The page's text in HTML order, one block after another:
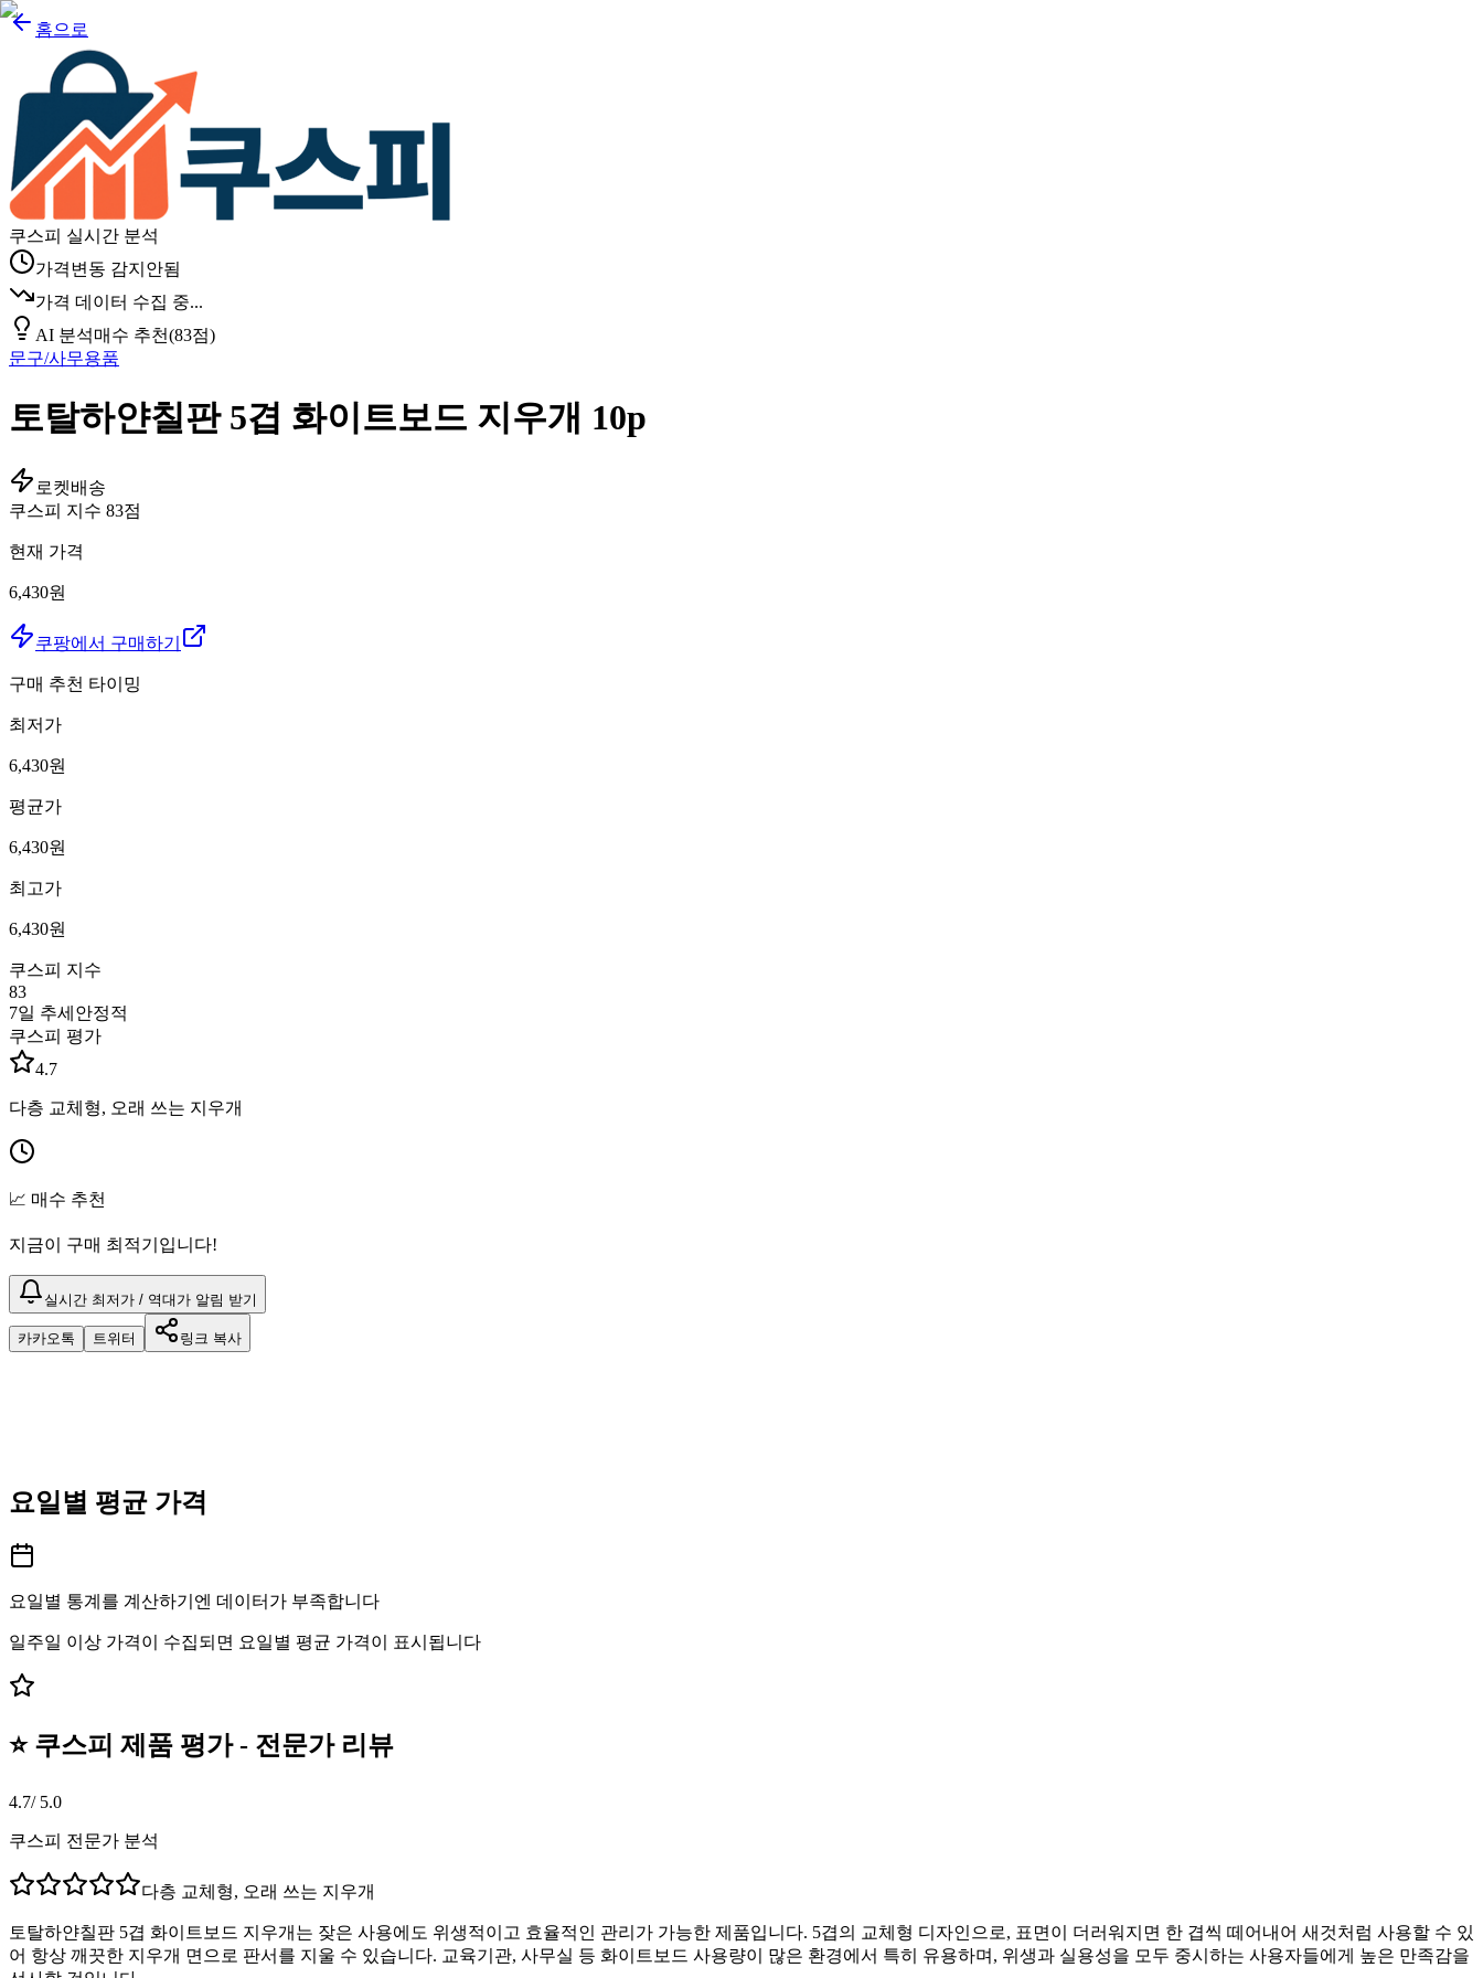
홈으로
쿠스피 실시간 분석
가격변동 감지안됨
가격 데이터 수집 중...
AI 분석매수 추천(83점)
문구/사무용품
토탈하얀칠판 5겹 화이트보드 지우개 10p
로켓배송
쿠스피 지수 83점
현재 가격
6,430원
쿠팡에서 구매하기
구매 추천 타이밍
최저가
6,430원
평균가
6,430원
최고가
6,430원
쿠스피 지수
83
7일 추세 안정적
쿠스피 평가
4.7
다층 교체형, 오래 쓰는 지우개
📈 매수 추천
지금이 구매 최적기입니다!
실시간 최저가 / 역대가 알림 받기
카카오톡 트위터 링크 복사
요일별 평균 가격
요일별 통계를 계산하기엔 데이터가 부족합니다
일주일 이상 가격이 수집되면 요일별 평균 가격이 표시됩니다
⭐ 쿠스피 제품 평가 - 전문가 리뷰
4.7/ 5.0
쿠스피 전문가 분석
다층 교체형, 오래 쓰는 지우개
토탈하얀칠판 5겹 화이트보드 지우개는 잦은 사용에도 위생적이고 효율적인 관리가 가능한 제품입니다. 5겹의 교체형 디자인으로, 표면이 더러워지면 한 겹씩 떼어내어 새것처럼 사용할 수 있
어 항상 깨끗한 지우개 면으로 판서를 지울 수 있습니다. 교육기관, 사무실 등 화이트보드 사용량이 많은 환경에서 특히 유용하며, 위생과 실용성을 모두 중시하는 사용자들에게 높은 만족감을